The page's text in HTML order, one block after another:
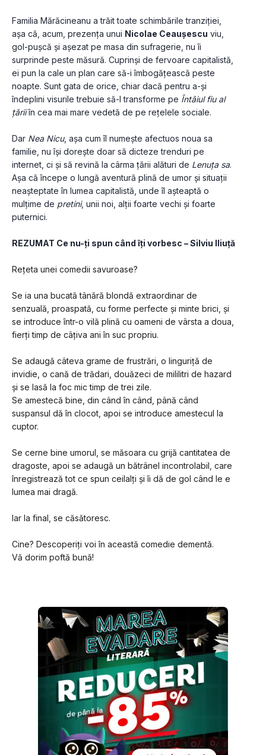
Familia Mărăcineanu a trăit toate schimbările tranziției,
așa că, acum, prezența unui Nicolae Ceaușescu viu,
gol-pușcă și așezat pe masa din sufragerie, nu îi
surprinde peste măsură. Cuprinși de fervoare capitalistă,
ei pun la cale un plan care să-i îmbogățească peste
noapte. Sunt gata de orice, chiar dacă pentru a-și
îndeplini visurile trebuie să-l transforme pe Întâiul fiu al
țării în cea mai mare vedetă de pe rețelele sociale.
Dar Nea Nicu, așa cum îl numește afectuos noua sa
familie, nu își dorește doar să dicteze trenduri pe
internet, ci și să revină la cârma țării alături de Lenuța sa.
Așa că începe o lungă aventură plină de umor și situații
neașteptate în lumea capitalistă, unde îl așteaptă o
mulțime de pretini, unii noi, alții foarte vechi și foarte
puternici.
REZUMAT Ce nu-ți spun când îți vorbesc – Silviu Iliuță
Rețeta unei comedii savuroase?
Se ia una bucată tânără blondă extraordinar de
senzuală, proaspată, cu forme perfecte și minte brici, și
se introduce într-o vilă plină cu oameni de vârsta a doua,
fierți timp de câțiva ani în suc propriu.
Se adaugă câteva grame de frustrări, o linguriță de
invidie, o cană de trădari, douăzeci de mililitri de hazard
și se lasă la foc mic timp de trei zile.
Se amestecă bine, din când în când, până când
suspansul dă în clocot, apoi se introduce amestecul la
cuptor.
Se cerne bine umorul, se măsoara cu grijă cantitatea de
dragoste, apoi se adaugă un bătrânel incontrolabil, care
înregistrează tot ce spun ceilalți și îi dă de gol când le e
lumea mai dragă.
Iar la final, se căsătoresc.
Cine? Descoperiți voi în această comedie dementă.
Vă dorim poftă bună!